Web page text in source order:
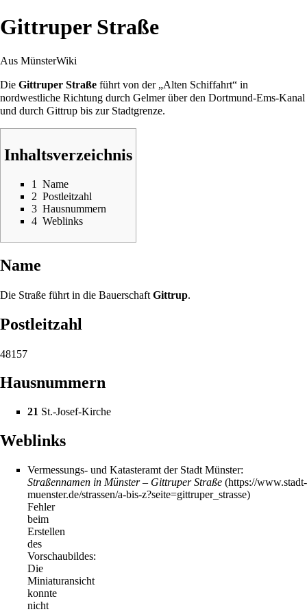
Gittruper Straße
Aus MünsterWiki
Die Gittruper Straße führt von der „Alten Schiffahrt“ in
nordwestliche Richtung durch Gelmerüber den Dortmund-Ems-Kanal
und durch Gittrup bis zur Stadtgrenze.
Inhaltsverzeichnis
1
Name
2 Postleitzahl
3 Hausnummern
4 Weblinks
Name
Die Straße führt in die Bauerschaft Gittrup.
Postleitzahl
48157
Hausnummern
21 St.-Josef-Kirche
Weblinks
Vermessungs- und Katasteramt der Stadt Münster:
Straßennamen in Münster – Gittruper Straße
Fehler
beim
Erstellen
des
Vorschaubildes:
Die
Miniaturansicht
konnte
nicht